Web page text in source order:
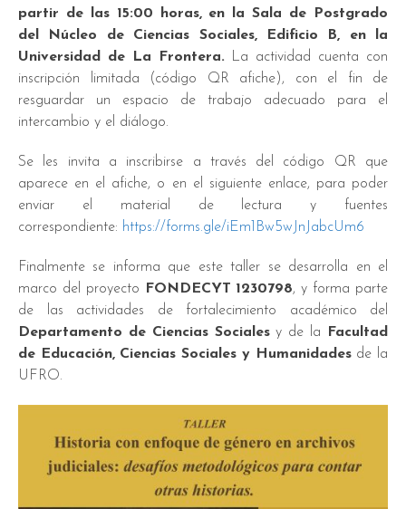
partir de las 15:00 horas, en la Sala de Postgrado
del Núcleo de Ciencias Sociales, Edificio B, en la
Universidad de La Frontera. La actividad cuenta con
inscripción limitada (código QR afiche), con el fin de
resguardar un espacio de trabajo adecuado para el
intercambio y el diálogo.
Se les invita a inscribirse a través del código QR que
aparece en el afiche, o en el siguiente enlace, para poder
enviar el material de lectura y fuentes
correspondiente: https://forms.gle/iEm1Bw5wJnJabcUm6
Finalmente se informa que este taller se desarrolla en el
marco del proyecto
FONDECYT 1230798, y forma parte
de las actividades de fortalecimiento académico del
Departamento de Ciencias Socialesy de la
Facultad
de Educación, Ciencias Sociales y Humanidadesde la
UFRO.